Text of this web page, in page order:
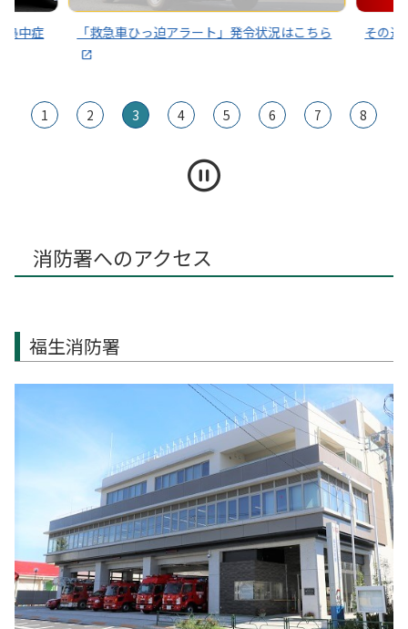
中症 「救急車ひっ迫アラート」発令状況はこちら その通
1 2 3 4 5 6 7 8
消防署へのアクセス
福生消防署